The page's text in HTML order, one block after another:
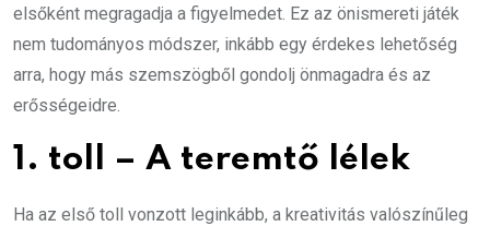
elsőként megragadja a figyelmedet. Ez az önismereti játék
nem tudományos módszer, inkább egy érdekes lehetőség
arra, hogy más szemszögből gondolj önmagadra és az
erősségeidre.
1. toll – A teremtő lélek
Ha az első toll vonzott leginkább, a kreativitás valószínűleg